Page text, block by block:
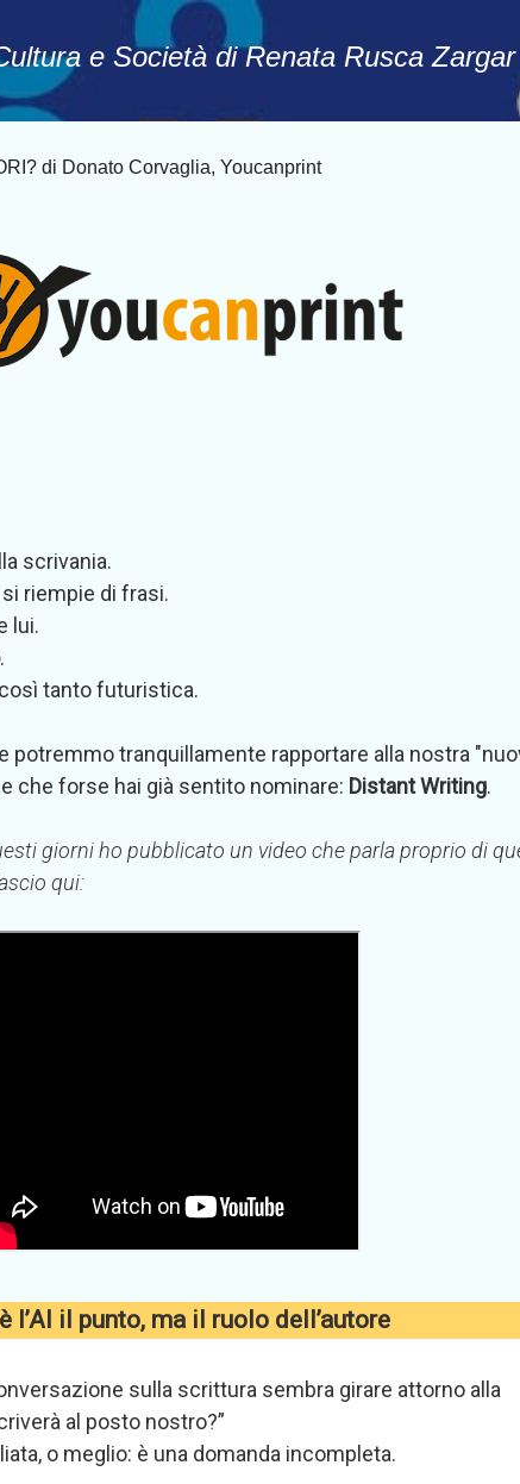
e Società di Renata Rusca Zargar
di Donato Corvaglia, Youcanprint
scrivania.
riempie di frasi.
lui.
.
tanto futuristica.
potremmo tranquillamente rapportare alla nostra
che forse hai già sentito nominare: Distant Writing.
giorni ho pubblicato un video che parla proprio di
qui:
l’AI il punto, ma il ruolo dell’autore
sulla scrittura sembra girare attorno alla
al posto nostro?”
o meglio: è una domanda incompleta.